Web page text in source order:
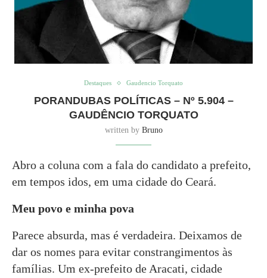
Destaques Gaudencio Torquato
PORANDUBAS POLÍTICAS – Nº 5.904 –
GAUDÊNCIO TORQUATO
written by Bruno
Abro a coluna com a fala do candidato a prefeito,
em tempos idos, em uma cidade do Ceará.
Meu povo e minha pova
Parece absurda, mas é verdadeira. Deixamos de
dar os nomes para evitar constrangimentos às
famílias. Um ex-prefeito de Aracati, cidade